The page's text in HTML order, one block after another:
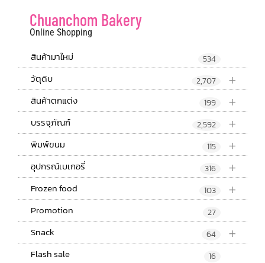
Chuanchom Bakery
Online Shopping
สินค้ามาใหม่ 534
+
วัตุดิบ 2,707
+
สินค้าตกแต่ง 199
+
บรรจุภัณฑ์ 2,592
+
พิมพ์ขนม 115
+
อุปกรณ์เบเกอรี่ 316
+
Frozen food 103
Promotion 27
+
Snack 64
Flash sale 16